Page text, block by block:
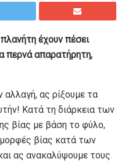
έχουν πέσει
περνά απαρατήρητη,
αλλαγή, ας ρίξουμε τα
Κατά τη διάρκεια των
βίας με βάση το φύλο,
βίας κατά των
ας ανακαλύψουμε τους